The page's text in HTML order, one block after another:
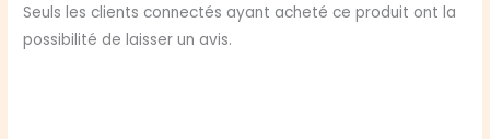
Seuls les clients connectés ayant acheté ce produit ont la
possibilité de laisser un avis.